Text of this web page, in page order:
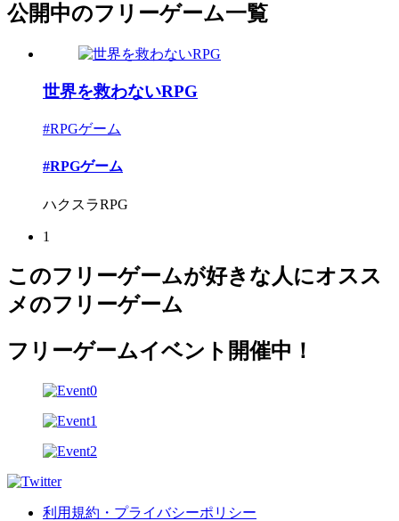
公開中のフリーゲーム一覧
世界を救わないRPG
#RPGゲーム
#RPGゲーム
ハクスラRPG
1
このフリーゲームが好きな人にオスス
メのフリーゲーム
フリーゲームイベント開催中！
利用規約・プライバシーポリシー